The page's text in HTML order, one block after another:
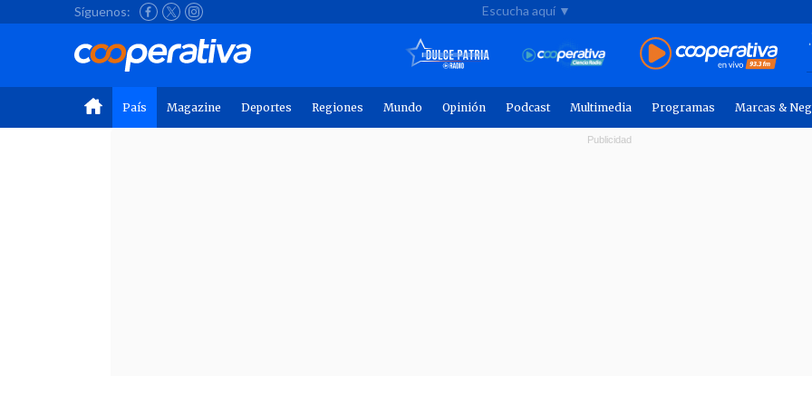
Síguenos: Escucha aquí ▼
País Magazine Deportes Regiones Mundo Opinión Podcast Multimedia Programas Marcas &